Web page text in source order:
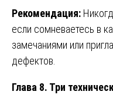
Рекомендация:
если сомневаетесь в
замечаниями или
дефектов.
Глава 8. Три